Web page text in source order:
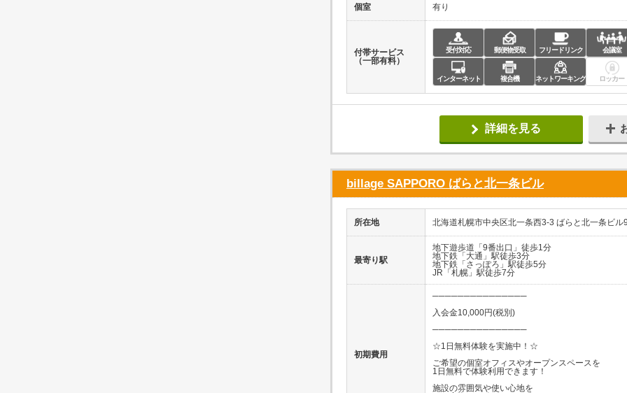
個室 有り
付帯サービス
（一部有料）
受付対応 郵便物受取 フリードリンク 会議室
インターネット 複合機 ネットワーキング ロッカー
詳細を見る
billage SAPPORO ばらと北一条ビル
所在地 北海道札幌市中央区北一条西3-3 ばらと北一条ビル
最寄り駅
地下遊歩道「9番出口」徒歩1分
地下鉄「大通」駅徒歩3分
地下鉄「さっぽろ」駅徒歩5分
JR「札幌」駅徒歩7分
初期費用
───────────────
入会金10,000円(税別)
───────────────
☆1日無料体験を実施中！☆
ご希望の個室オフィスやオープンスペースを
1日無料で体験利用できます！
施設の雰囲気や使い心地を